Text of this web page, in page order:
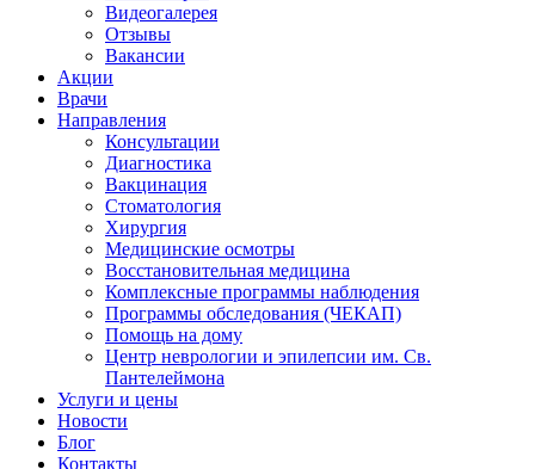
Видеогалерея
Отзывы
Вакансии
Акции
Врачи
Направления
Консультации
Диагностика
Вакцинация
Стоматология
Хирургия
Медицинские осмотры
Восстановительная медицина
Комплексные программы наблюдения
Программы обследования (ЧЕКАП)
Помощь на дому
Центр неврологии и эпилепсии им. Св.
Пантелеймона
Услуги и цены
Новости
Блог
Контакты